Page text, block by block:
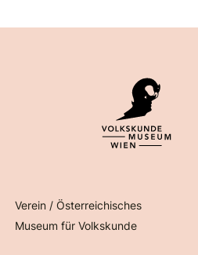
Verein / Österreichisches
Museum für Volkskunde